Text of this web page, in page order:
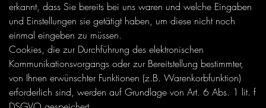
erkannt, dass Sie bereits bei uns waren und welche Eingaben
und Einstellungen sie getätigt haben, um diese nicht noch
einmal eingeben zu müssen.
Cookies, die zur Durchführung des elektronischen
Kommunikationsvorgangs oder zur Bereitstellung bestimmter,
von Ihnen erwünschter Funktionen (z.B. Warenkorbfunktion)
erforderlich sind, werden auf Grundlage von Art. 6 Abs. 1 lit. f